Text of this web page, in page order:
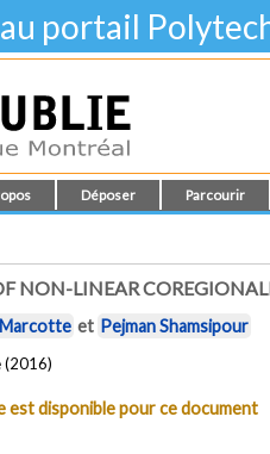
portail
Déposer Parcourir
NON-LINEAR
et Pejman Shamsipour
(2016)
est disponible pour ce document